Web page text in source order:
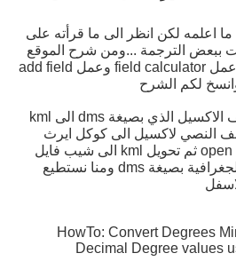
اعلمه لكن انظر الى ما قرأته على
ببعض الترجمة ...ومن شرح الموقع
فانه يدل على انننا نستطيع عمل field calculator وعمل add field
لكم الشرح
ملاحظة نستطيع تحويل ملف الاكسيل الذي بصيغة dms الى kml
النصي لاكسيل الى كوكل ايرث
بواسطة برنامج كوكل ايرث open ثم تحويل kml الى شيب فايل
فيظهر عمودي الاحداثيات الجغرافية بصيغة dms ومنا نستطيع
HowTo: Convert Degrees
Decimal Degree values